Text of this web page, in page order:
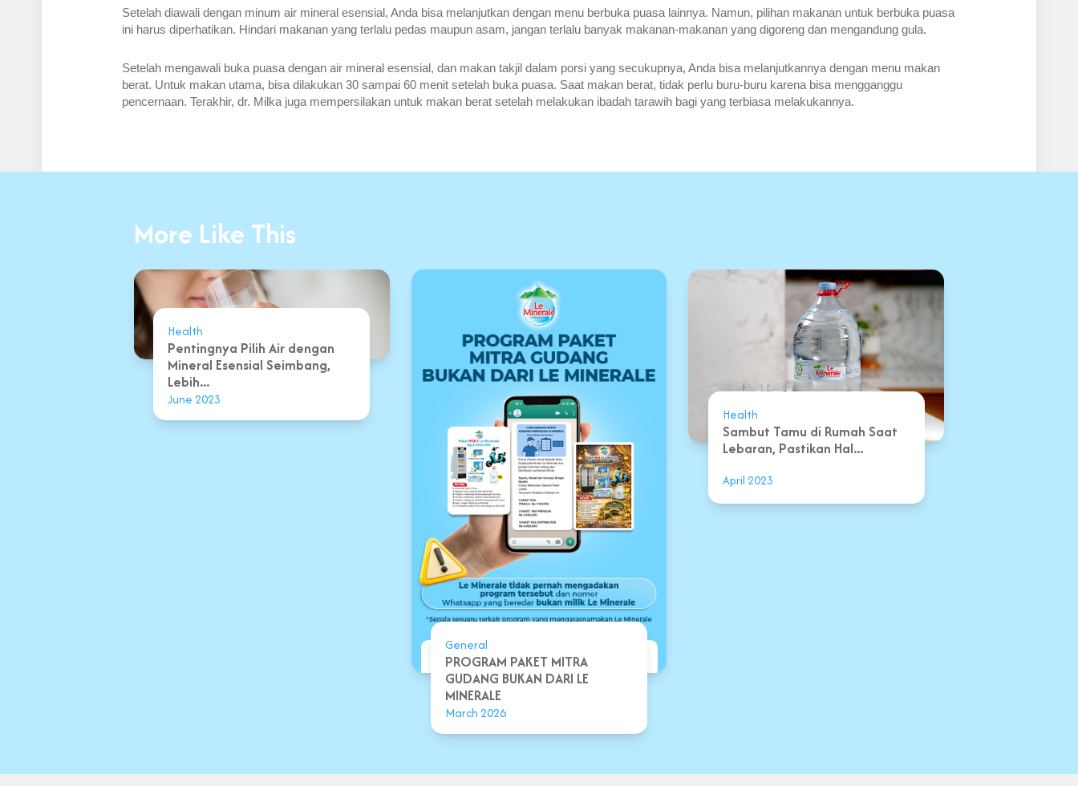
Setelah diawali dengan minum air mineral esensial, Anda bisa melanjutkan dengan menu berbuka puasa lainnya. Namun, pilihan makanan untuk berbuka puasa
ini harus diperhatikan. Hindari makanan yang terlalu pedas maupun asam, jangan terlalu banyak makanan-makanan yang digoreng dan mengandung gula.
Setelah mengawali buka puasa dengan air mineral esensial, dan makan takjil dalam porsi yang secukupnya, Anda bisa melanjutkannya dengan menu makan
berat. Untuk makan utama, bisa dilakukan 30 sampai 60 menit setelah buka puasa. Saat makan berat, tidak perlu buru-buru karena bisa mengganggu
pencernaan. Terakhir, dr. Milka juga mempersilakan untuk makan berat setelah melakukan ibadah tarawih bagi yang terbiasa melakukannya.
More Like This
Health
Pentingnya Pilih Air dengan
Mineral Esensial Seimbang,
Lebih...
June 2023
General
PROGRAM PAKET MITRA
GUDANG BUKAN DARI LE
MINERALE
March 2026
Health
Sambut Tamu di Rumah Saat
Lebaran, Pastikan Hal...
April 2023